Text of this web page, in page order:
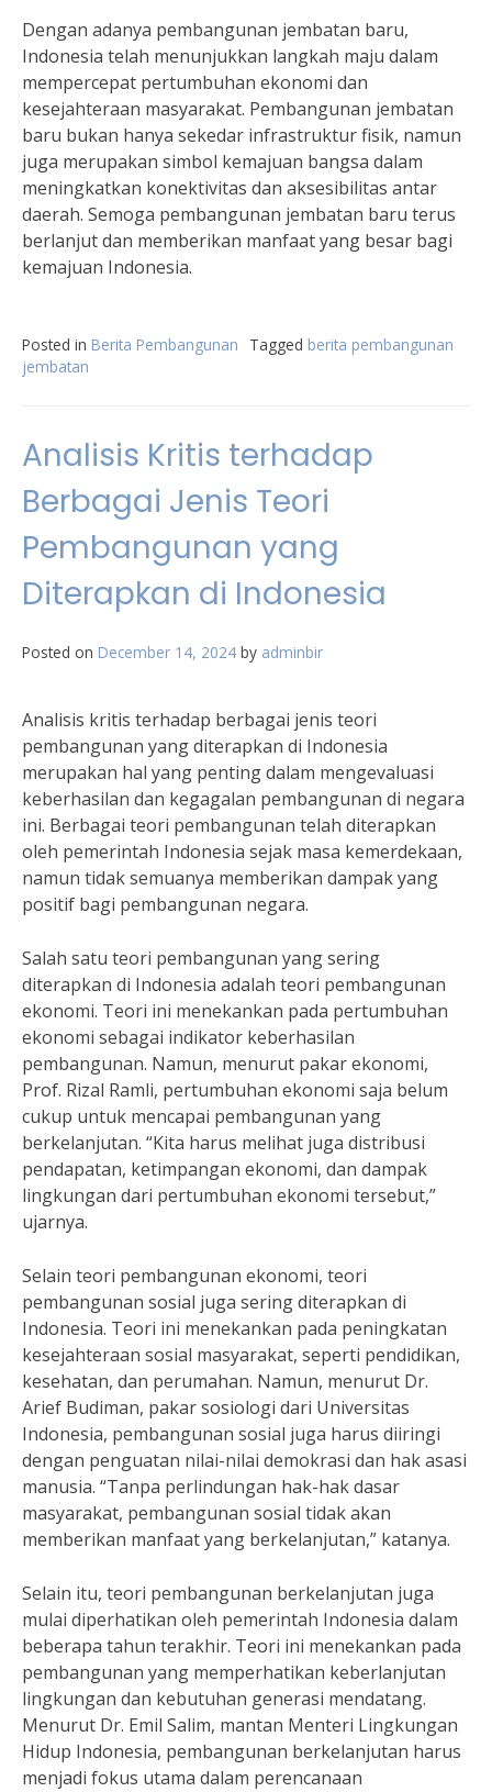
Dengan adanya pembangunan jembatan baru,
Indonesia telah menunjukkan langkah maju dalam
mempercepat pertumbuhan ekonomi dan
kesejahteraan masyarakat. Pembangunan jembatan
baru bukan hanya sekedar infrastruktur fisik, namun
juga merupakan simbol kemajuan bangsa dalam
meningkatkan konektivitas dan aksesibilitas antar
daerah. Semoga pembangunan jembatan baru terus
berlanjut dan memberikan manfaat yang besar bagi
kemajuan Indonesia.
Posted in Berita Pembangunan Tagged berita pembangunan
jembatan
Analisis Kritis terhadap
Berbagai Jenis Teori
Pembangunan yang
Diterapkan di Indonesia
Posted on December 14, 2024 by adminbir
Analisis kritis terhadap berbagai jenis teori
pembangunan yang diterapkan di Indonesia
merupakan hal yang penting dalam mengevaluasi
keberhasilan dan kegagalan pembangunan di negara
ini. Berbagai teori pembangunan telah diterapkan
oleh pemerintah Indonesia sejak masa kemerdekaan,
namun tidak semuanya memberikan dampak yang
positif bagi pembangunan negara.
Salah satu teori pembangunan yang sering
diterapkan di Indonesia adalah teori pembangunan
ekonomi. Teori ini menekankan pada pertumbuhan
ekonomi sebagai indikator keberhasilan
pembangunan. Namun, menurut pakar ekonomi,
Prof. Rizal Ramli, pertumbuhan ekonomi saja belum
cukup untuk mencapai pembangunan yang
berkelanjutan. “Kita harus melihat juga distribusi
pendapatan, ketimpangan ekonomi, dan dampak
lingkungan dari pertumbuhan ekonomi tersebut,”
ujarnya.
Selain teori pembangunan ekonomi, teori
pembangunan sosial juga sering diterapkan di
Indonesia. Teori ini menekankan pada peningkatan
kesejahteraan sosial masyarakat, seperti pendidikan,
kesehatan, dan perumahan. Namun, menurut Dr.
Arief Budiman, pakar sosiologi dari Universitas
Indonesia, pembangunan sosial juga harus diiringi
dengan penguatan nilai-nilai demokrasi dan hak asasi
manusia. “Tanpa perlindungan hak-hak dasar
masyarakat, pembangunan sosial tidak akan
memberikan manfaat yang berkelanjutan,” katanya.
Selain itu, teori pembangunan berkelanjutan juga
mulai diperhatikan oleh pemerintah Indonesia dalam
beberapa tahun terakhir. Teori ini menekankan pada
pembangunan yang memperhatikan keberlanjutan
lingkungan dan kebutuhan generasi mendatang.
Menurut Dr. Emil Salim, mantan Menteri Lingkungan
Hidup Indonesia, pembangunan berkelanjutan harus
menjadi fokus utama dalam perencanaan